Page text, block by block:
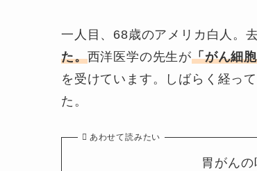
一人目、68歳のアメリカ白人。
た。西洋医学の先生が「がん細
を受けています。しばらく経っ
た。
あわせて読みたい
胃がん